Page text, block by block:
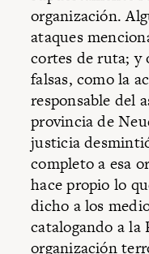
organización.
ataques
cortes de ruta; y
falsas, como la
responsable del
provincia de
justicia
completo a esa
hace propio lo
dicho a los
catalogando a la
organización